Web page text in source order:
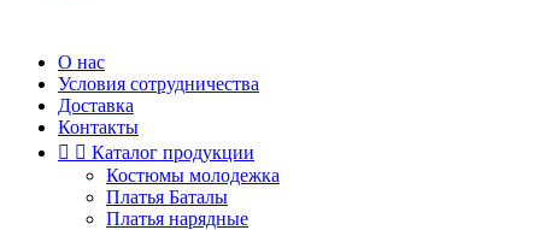
О нас
Условия сотрудничества
Доставка
Контакты
  Каталог продукции
Костюмы молодежка
Платья Баталы
Платья нарядные